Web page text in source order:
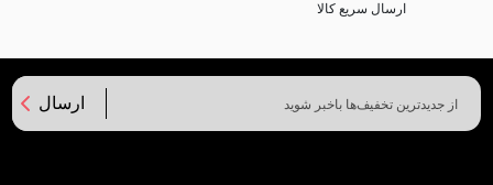
ارسال سریع کالا
ارسال